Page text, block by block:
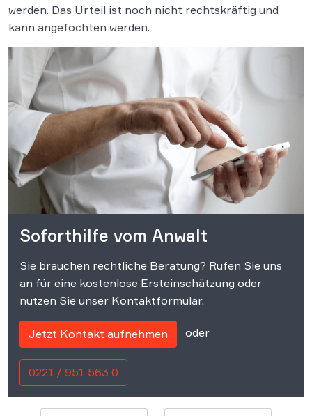
werden. Das Urteil ist noch nicht rechtskräftig und
kann angefochten werden.
Soforthilfe vom Anwalt
Sie brauchen rechtliche Beratung? Rufen Sie uns
an für eine kostenlose Ersteinschätzung oder
nutzen Sie unser Kontaktformular.
Jetzt Kontakt aufnehmen oder
0221 / 951 563 0